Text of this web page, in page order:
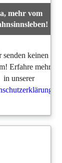
senden keinen
Erfahre mehr
in unserer